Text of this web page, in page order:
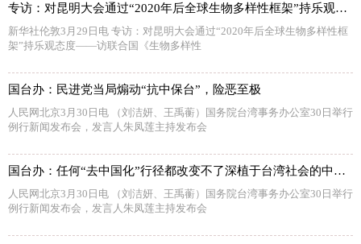
专访：对昆明大会通过“2020年后全球生物多样性框架”持乐观态度——访联合国《生物多样性公约》秘书处执行秘书穆雷玛
新华社伦敦3月29日电 专访：对昆明大会通过“2020年后全球生物多样性框
架”持乐观态度——访联合国《生物多样性
国台办：民进党当局煽动“抗中保台”，险恶至极
人民网北京3月30日电 （刘洁妍、王禹蘅）国务院台湾事务办公室30日举行
例行新闻发布会，发言人朱凤莲主持发布会
国台办：任何“去中国化”行径都改变不了深植于台湾社会的中华文化和民族认同
人民网北京3月30日电 （刘洁妍、王禹蘅）国务院台湾事务办公室30日举行
例行新闻发布会，发言人朱凤莲主持发布会